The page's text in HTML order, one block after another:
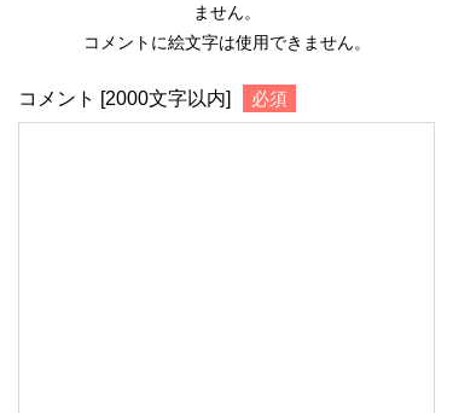
ません。
コメントに絵文字は使用できません。
コメント [2000文字以内] 必須